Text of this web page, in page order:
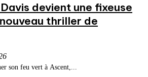
devient une fixeuse
thriller de
son feu vert à Ascent,...